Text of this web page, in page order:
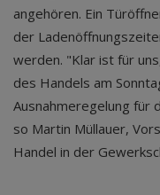
angehören. Ein
der
werden. "Klar ist für
des Handels am
Ausnahmeregelung für
so Martin Müllauer,
Handel in der